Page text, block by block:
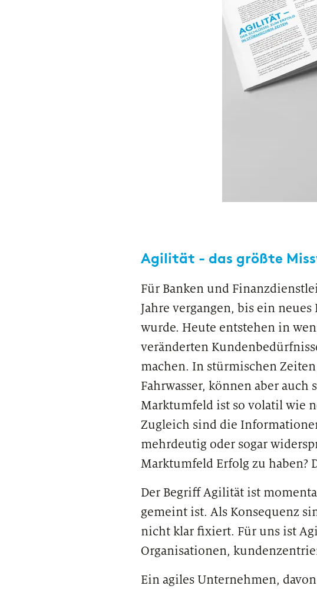
Agilität - das größte
Für Banken und
Jahre vergangen, bis ein
wurde. Heute entstehen in
veränderten
machen. In stürmischen
Fahrwasser, können aber
Marktumfeld ist so volatil wie
Zugleich sind die
mehrdeutig oder sogar
Marktumfeld Erfolg zu haben?
Der Begriff Agilität ist
gemeint ist. Als Konsequenz
nicht klar fixiert. Für uns ist
Organisationen,
Ein agiles Unternehmen,